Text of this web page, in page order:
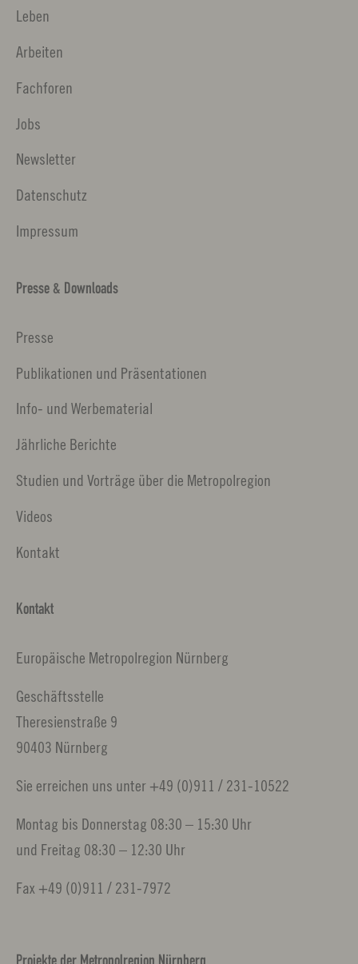
Leben
Arbeiten
Fachforen
Jobs
Newsletter
Datenschutz
Impressum
Presse & Downloads
Presse
Publikationen und Präsentationen
Info- und Werbematerial
Jährliche Berichte
Studien und Vorträge über die Metropolregion
Videos
Kontakt
Kontakt
Europäische Metropolregion Nürnberg
Geschäftsstelle
Theresienstraße 9
90403 Nürnberg
Sie erreichen uns unter +49 (0)911 / 231-10522
Montag bis Donnerstag 08:30 – 15:30 Uhr
und Freitag 08:30 – 12:30 Uhr
Fax +49 (0)911 / 231-7972